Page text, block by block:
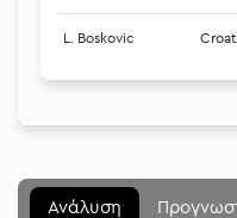
L. Boskovic
Ανάλυση
Μενού